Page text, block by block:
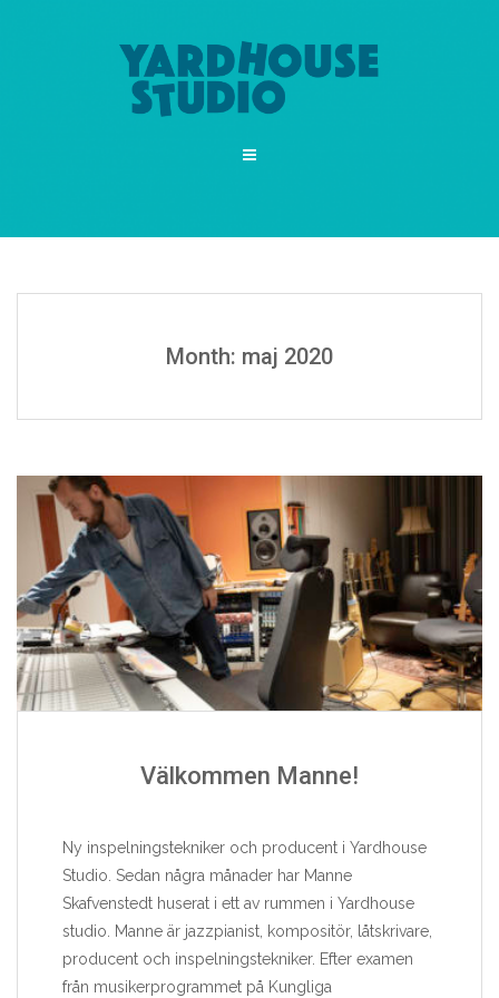
Month: maj 2020
Välkommen Manne!
Ny inspelningstekniker och producent i Yardhouse
Studio. Sedan några månader har Manne
Skafvenstedt huserat i ett av rummen i Yardhouse
studio. Manne är jazzpianist, kompositör, låtskrivare,
producent och inspelningstekniker. Efter examen
från musikerprogrammet på Kungliga